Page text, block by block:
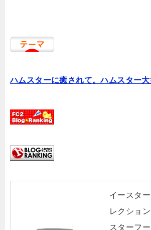
ハムスターに癒されて。ハムスター大
イースタ
レクショ
スターフ